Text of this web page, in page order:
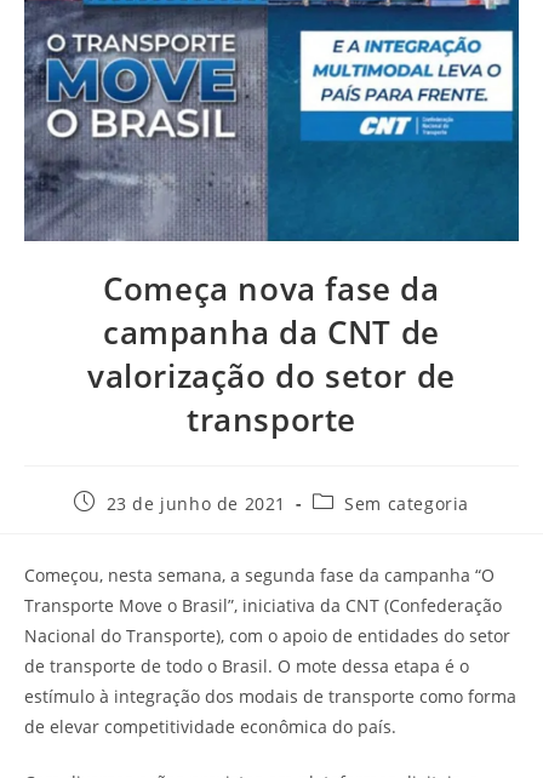
Começa nova fase da
campanha da CNT de
valorização do setor de
transporte
23 de junho de 2021 Sem categoria
Começou, nesta semana, a segunda fase da campanha “O
Transporte Move o Brasil”, iniciativa da CNT (Confederação
Nacional do Transporte), com o apoio de entidades do setor
de transporte de todo o Brasil. O mote dessa etapa é o
estímulo à integração dos modais de transporte como forma
de elevar competitividade econômica do país.